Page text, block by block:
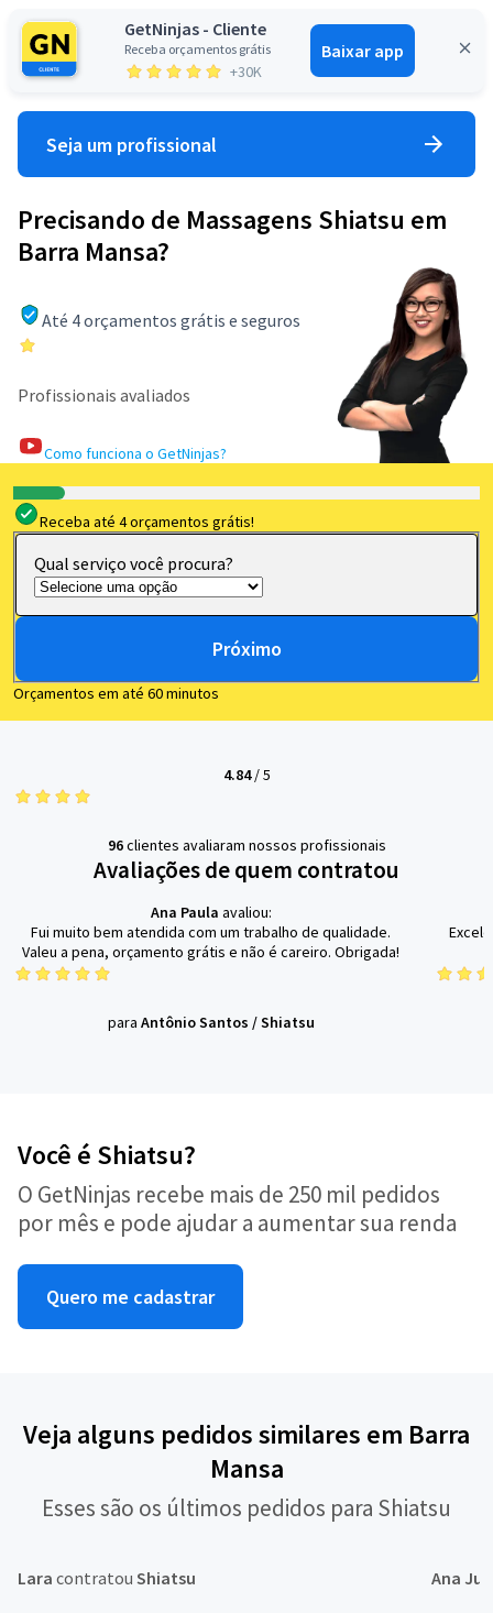
GetNinjas - Cliente
Receba orçamentos grátis
+30K
Baixar app
Entrar
Seja um profissional
Precisando de Massagens Shiatsu em
Barra Mansa?
Até 4 orçamentos grátis e seguros
Profissionais avaliados
Como funciona o GetNinjas?
Receba até 4 orçamentos grátis!
Qual serviço você procura?
Próximo
Orçamentos em até 60 minutos
4.84/5
96clientes avaliaram nossos profissionais
Avaliações de quem contratou
Ana Paula avaliou:
Fui muito bem atendida com um trabalho de qualidade.
Valeu a pena, orçamento grátis e não é careiro. Obrigada!
para Antônio Santos /Shiatsu
Você é Shiatsu?
O GetNinjas recebe mais de 250 mil pedidos
por mês e pode ajudar a aumentar sua renda
Quero me cadastrar
Veja alguns pedidos similares em Barra
Mansa
Esses são os últimos pedidos para Shiatsu
Lara contratou Shiatsu Ana